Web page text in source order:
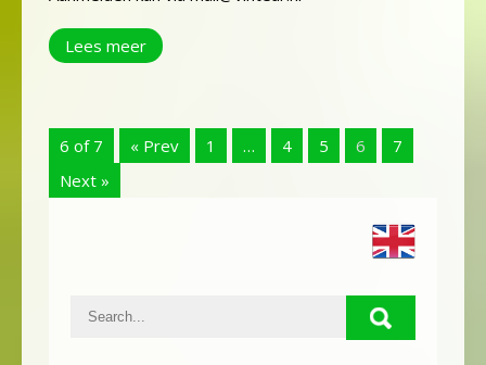
Lees meer
6 of 7 « Prev 1 … 4 5 6
7
Next »